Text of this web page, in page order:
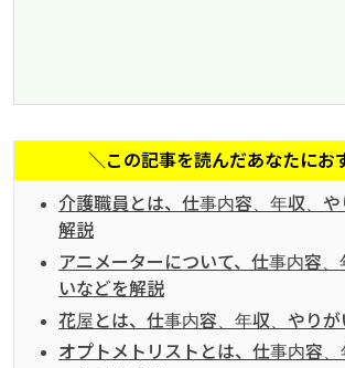
＼この記事を読んだあなたにお
介護職員とは、仕事内容、年収、や
解説
アニメーターについて、仕事内容
いなどを解説
花屋とは、仕事内容、年収、やり
オプトメトリストとは、仕事内容